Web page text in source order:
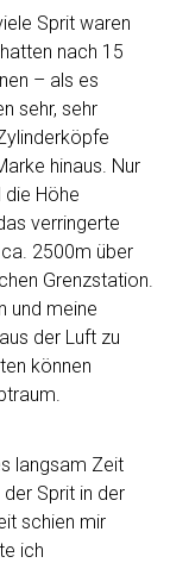
Sprit waren
nach 15
– als es
sehr, sehr
hinaus. Nur
Höhe
verringerte
2500m über
Grenzstation.
und meine
der Luft zu
können
langsam Zeit
Sprit in der
schien mir
ich